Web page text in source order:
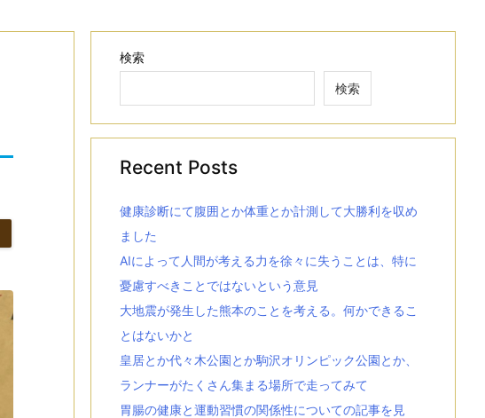
検索
検索
Recent Posts
健康診断にて腹囲とか体重とか計測して大勝利を収め
ました
AIによって人間が考える力を徐々に失うことは、特に
憂慮すべきことではないという意見
大地震が発生した熊本のことを考える。何かできるこ
とはないかと
皇居とか代々木公園とか駒沢オリンピック公園とか、
ランナーがたくさん集まる場所で走ってみて
胃腸の健康と運動習慣の関係性についての記事を見